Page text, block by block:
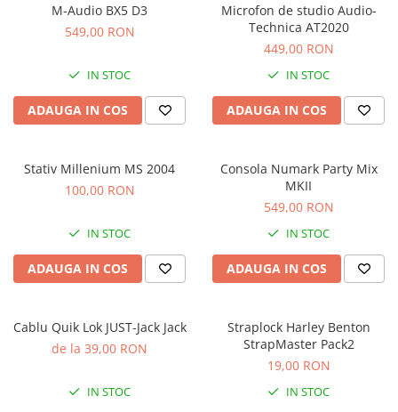
Stabilizatoare de tensiune UPS si
Power Conditioner
Microfoane
Accesorii de microfoane
Microfoane de broadcast
Microfoane de instrumente
Microfoane de studio
Microfoane de Suprafata
Microfoane lavaliera si headset
Microfoane podcast, USB, iOS /
Microfoane pt Camere Video
M-Audio BX5 D3
549,00 RON
IN STOC
ADAUGA IN COS
Microfon de studio Audio-
Technica AT2020
449,00 RON
IN STOC
ADAUGA IN COS
Stativ Millenium MS 2004
100,00 RON
IN STOC
ADAUGA IN COS
Consola Numark Party Mix
MKII
549,00 RON
IN STOC
ADAUGA IN COS
Cablu Quik Lok JUST-Jack Jack
de la 39,00 RON
IN STOC
Straplock Harley Benton
StrapMaster Pack2
19,00 RON
IN STOC